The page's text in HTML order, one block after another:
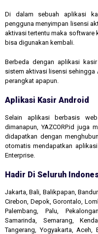
Di dalam sebuah aplikasi
pengguna menyimpan lisensi
aktivasi tertentu maka software
bisa digunakan kembali.
Berbeda dengan aplikasi kasir
sistem aktivasi lisensi sehingga
perangkat apapun.
Aplikasi Kasir Android
Selain aplikasi berbasis
dimanapun, YAZCORP.id
didapatkan dengan
otomatis mendapatkan
Enterprise.
Hadir Di Seluruh
Jakarta, Bali, Balikpapan,
Cirebon, Depok, Gorontalo,
Palembang, Palu,
Samarinda, Semarang,
Tangerang, Yogyakarta, Aceh,